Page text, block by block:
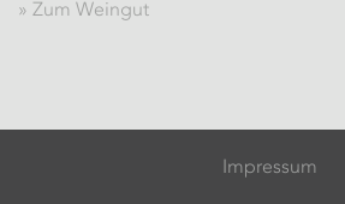
» Zum Weingut
Impressum